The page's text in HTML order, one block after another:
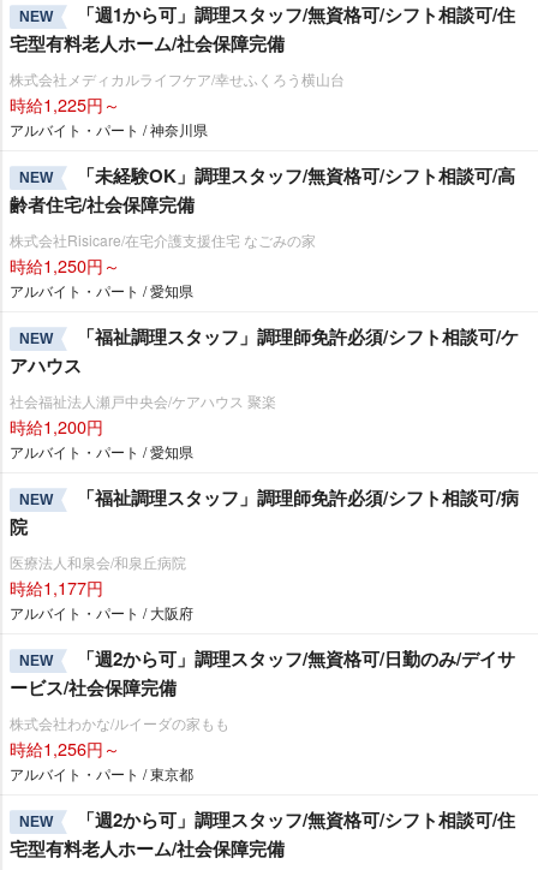
NEW
「週1から可」調理スタッフ/無資格可/シフト相談可/住
宅型有料老人ホーム/社会保障完備
株式会社メディカルライフケア/幸せふくろう横山台
時給1,225円～
アルバイト・パート / 神奈川県
NEW
「未経験OK」調理スタッフ/無資格可/シフト相談可/高
齢者住宅/社会保障完備
株式会社Risicare/在宅介護支援住宅 なごみの家
時給1,250円～
アルバイト・パート / 愛知県
NEW
「福祉調理スタッフ」調理師免許必須/シフト相談可/ケ
アハウス
社会福祉法人瀬戸中央会/ケアハウス 聚楽
時給1,200円
アルバイト・パート / 愛知県
NEW
「福祉調理スタッフ」調理師免許必須/シフト相談可/病
院
医療法人和泉会/和泉丘病院
時給1,177円
アルバイト・パート / 大阪府
NEW
「週2から可」調理スタッフ/無資格可/日勤のみ/デイサ
ービス/社会保障完備
株式会社わかな/ルイーダの家もも
時給1,256円～
アルバイト・パート / 東京都
NEW
「週2から可」調理スタッフ/無資格可/シフト相談可/住
宅型有料老人ホーム/社会保障完備